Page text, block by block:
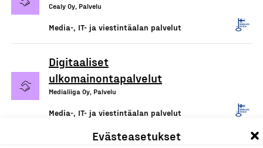
Evästeasetukset
Cealy Oy, Palvelu
Media-, IT- ja viestintäalan palvelut
Digitaaliset
ulkomainontapalvelut
Medialiiga Oy, Palvelu
Media-, IT- ja viestintäalan palvelut